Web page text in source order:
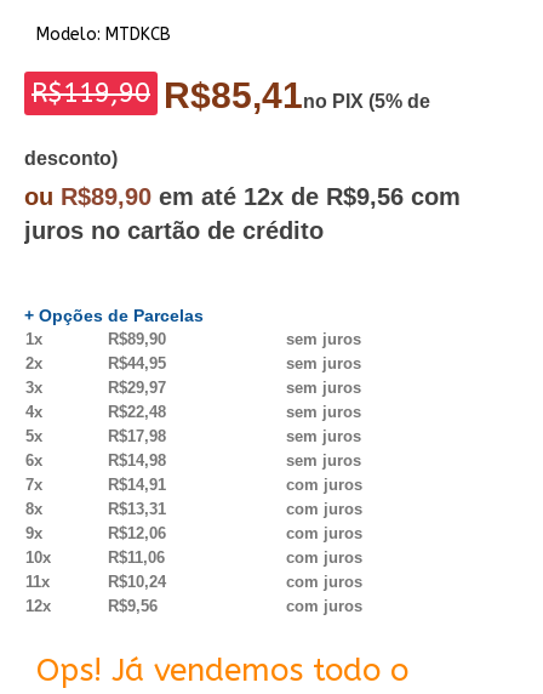
Modelo: MTDKCB
R$119,90 R$85,41no PIX (5% de
desconto)
ou R$89,90 em até 12x de R$9,56 com
juros no cartão de crédito
+ Opções de Parcelas
1x R$89,90
sem juros
2x
R$44,95
sem juros
3x
R$29,97
sem juros
4x
R$22,48
sem juros
5x
R$17,98
sem juros
6x
R$14,98
sem juros
7x
R$14,91
com juros
8x
R$13,31
com juros
9x
R$12,06
com juros
10x
R$11,06
com juros
11x
R$10,24
com juros
12x
R$9,56 com juros
Ops! Já vendemos todo o